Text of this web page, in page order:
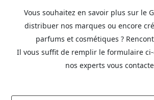
Vous souhaitez en savoir plus sur le
distribuer nos marques ou encore
parfums et cosmétiques ?
Il vous suffit de remplir le formulaire
nos experts vous